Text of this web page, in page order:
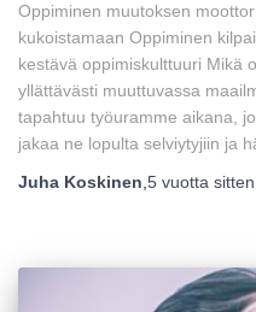
Oppiminen muutoksen
kukoistamaan Oppiminen
kestävä oppimiskulttuuri Mikä
yllättävästi muuttuvassa
tapahtuu työuramme aikana,
jakaa ne lopulta selviytyjiin ja
Juha Koskinen,5 vuotta sitten